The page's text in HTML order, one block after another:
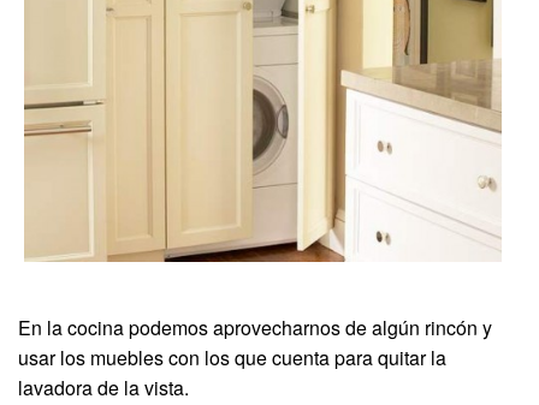
En la cocina podemos aprovecharnos de algún rincón y
usar los muebles con los que cuenta para quitar la
lavadora de la vista.